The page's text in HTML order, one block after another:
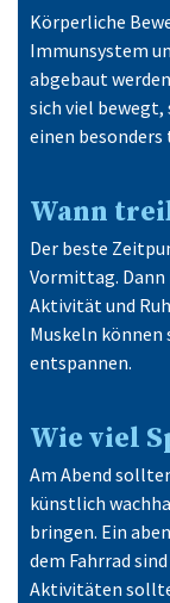
Körperliche
Immunsystem
abgebaut
sich viel bewegt,
einen
Wann
Der beste
Vormittag.
Aktivität und
Muskeln können
entspannen.
Wie viel
Am Abend
künstlich
bringen. Ein
dem Fahrrad
Aktivitäten